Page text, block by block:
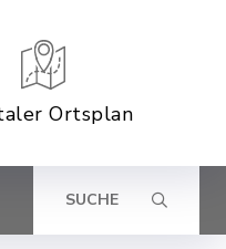
Ortsplan
SUCHE